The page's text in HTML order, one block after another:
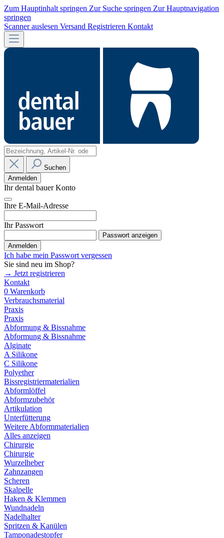
Zum Hauptinhalt springen Zur Suche springen Zur Hauptnavigation
springen
Scanner auslesen Versand Registrieren Kontakt
Suchen
Anmelden
Ihr dental bauer Konto
Ihre E-Mail-Adresse
Ihr Passwort
Passwort anzeigen
Anmelden
Ich habe mein Passwort vergessen
Sie sind neu im Shop?
→ Jetzt registrieren
Kontakt
0 Warenkorb
Verbrauchsmaterial
Praxis
Praxis
Abformung & Bissnahme
Abformung & Bissnahme
Alginate
A Silikone
C Silikone
Polyether
Bissregistriermaterialien
Abformlöffel
Abformzubehör
Artikulation
Unterfütterung
Weitere Abformmaterialien
Alles anzeigen
Chirurgie
Chirurgie
Wurzelheber
Zahnzangen
Scheren
Skalpelle
Haken & Klemmen
Wundnadeln
Nadelhalter
Spritzen & Kanülen
Tamponadestopfer